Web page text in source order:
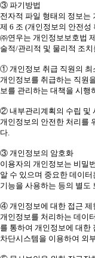
③ 파기방법
전자적 파일 형태의 정보는
제 6 조 (개인정보의 안전성
㈜연우는 개인정보보호법
술적/관리적 및 물리적 조
① 개인정보 취급 직원의 최
개인정보를 취급하는 직원
보를 관리하는 대책을 시행
② 내부관리계획의 수립 및
개인정보의 안전한 처리를
다.
③ 개인정보의 암호화
이용자의 개인정보는 비밀
알 수 있으며 중요한 데이
기능을 사용하는 등의 별도
④ 개인정보에 대한 접근 제
개인정보를 처리하는 데이
를 통하여 개인정보에 대한
차단시스템을 이용하여 외